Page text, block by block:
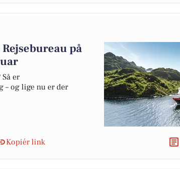
på
er
– og lige nu er der
Kopiér link